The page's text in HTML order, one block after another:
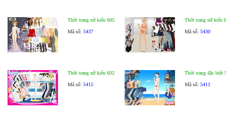
Thời trang nữ kiểu 605
Mã số: 5437
Thời trang nữ kiểu
Mã số: 5430
Thời trang nữ kiểu 602
Mã số: 5415
Thời trang đặc biệt
Mã số: 5411